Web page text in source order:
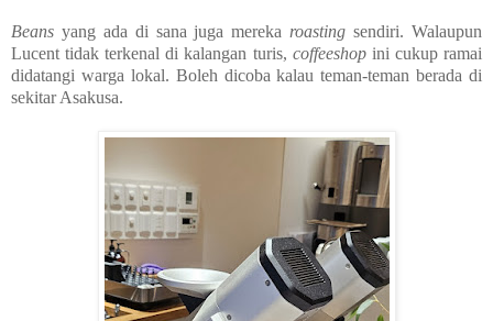
Beans yang ada di sana juga mereka roasting sendiri. Walaupun
Lucent tidak terkenal di kalangan turis, coffeeshopini cukup ramai
didatangi warga lokal. Boleh dicoba kalau teman-teman berada di
sekitar Asakusa.